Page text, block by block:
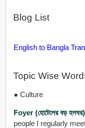
Blog List
English to Bangla
Topic Wise
● Culture
Foyer (হোটেলের বড়
people I regularly